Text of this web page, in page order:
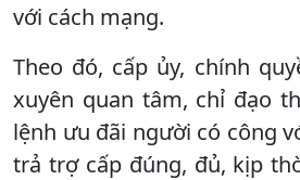
với cách mạng.
Theo đó, cấp ủy, chính
xuyên quan tâm, chỉ đạo
lệnh ưu đãi người có công
trả trợ cấp đúng, đủ, kịp